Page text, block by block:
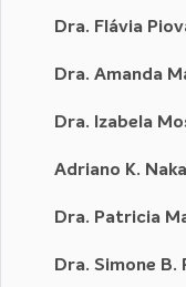
Dra. Flávia
Dra. Amanda
Dra. Izabela
Adriano K.
Dra. Patricia
Dra. Simone